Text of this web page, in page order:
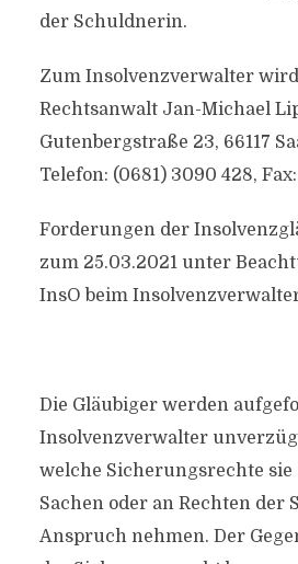
der Schuldnerin.
Zum Insolvenzverwalter
Rechtsanwalt Jan-Michael
Gutenbergstraße 23, 66117
Telefon: (0681) 3090 428,
Forderungen der
zum 25.03.2021 unter
InsO beim
Die Gläubiger werden
Insolvenzverwalter
welche Sicherungsrechte sie
Sachen oder an Rechten der
Anspruch nehmen. Der